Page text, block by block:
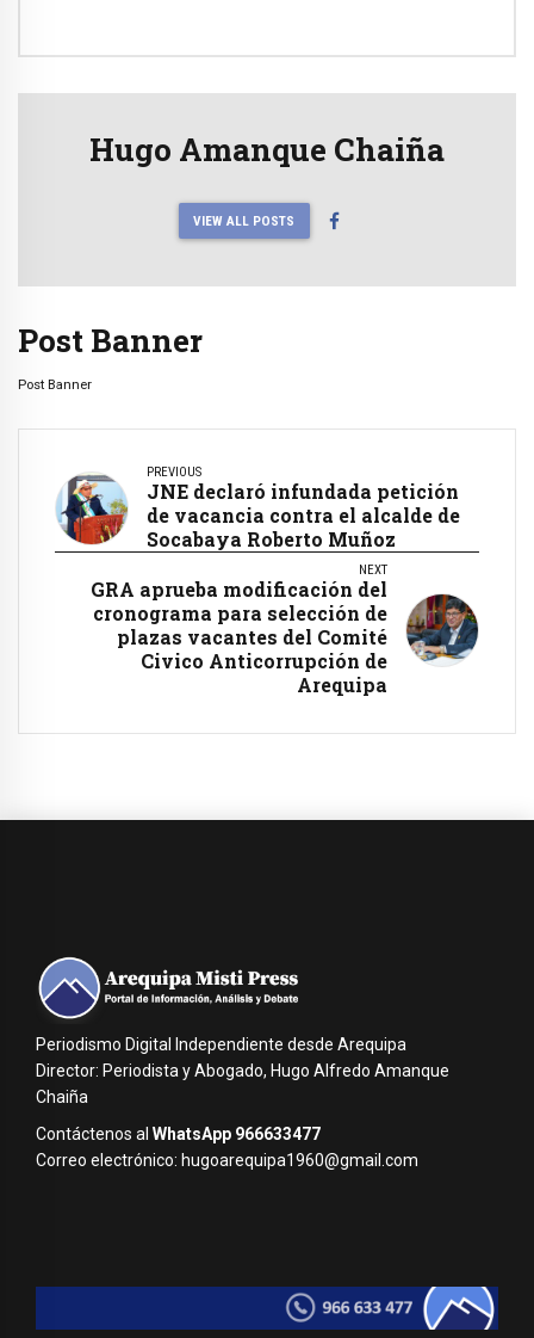
Hugo Amanque Chaiña
VIEW ALL POSTS
Post Banner
Post Banner
PREVIOUS
JNE declaró infundada petición
de vacancia contra el alcalde de
Socabaya Roberto Muñoz
NEXT
GRA aprueba modificación del
cronograma para selección de
plazas vacantes del Comité
Civico Anticorrupción de
Arequipa
Periodismo Digital Independiente desde Arequipa
Director: Periodista y Abogado, Hugo Alfredo Amanque
Chaiña
Contáctenos al WhatsApp 966633477
Correo electrónico: hugoarequipa1960@gmail.com